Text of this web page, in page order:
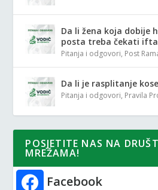
Da li žena koja dobije
posta treba čekati
Pitanja i odgovori, Post
Da li je rasplitanje
Pitanja i odgovori, Pravila
POSJETITE NAS NA
MREŽAMA!
Facebook